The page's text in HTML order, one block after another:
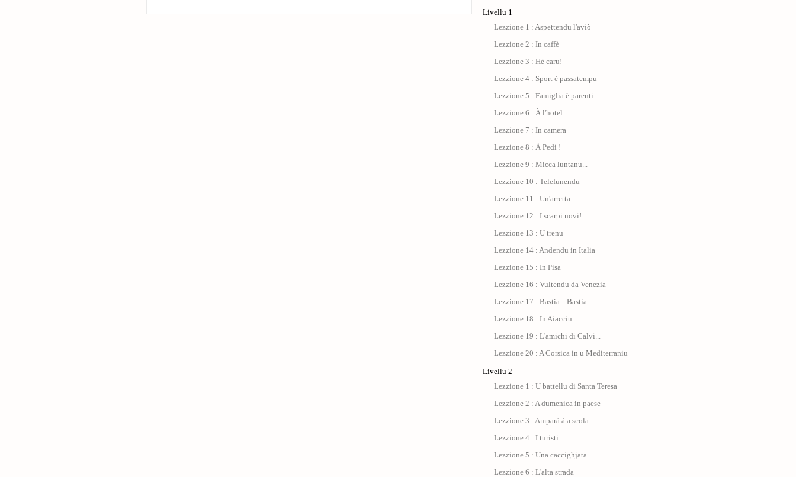
Livellu 1
Lezzione 1 : Aspettendu l'aviò
Lezzione 2 : In caffè
Lezzione 3 : Hè caru!
Lezzione 4 : Sport è passatempu
Lezzione 5 : Famiglia è parenti
Lezzione 6 : À l'hotel
Lezzione 7 : In camera
Lezzione 8 : À Pedi !
Lezzione 9 : Micca luntanu...
Lezzione 10 : Telefunendu
Lezzione 11 : Un'arretta...
Lezzione 12 : I scarpi novi!
Lezzione 13 : U trenu
Lezzione 14 : Andendu in Italia
Lezzione 15 : In Pisa
Lezzione 16 : Vultendu da Venezia
Lezzione 17 : Bastia... Bastia...
Lezzione 18 : In Aiacciu
Lezzione 19 : L'amichi di Calvi...
Lezzione 20 : A Corsica in u Mediterraniu
Livellu 2
Lezzione 1 : U battellu di Santa Teresa
Lezzione 2 : A dumenica in paese
Lezzione 3 : Amparà à a scola
Lezzione 4 : I turisti
Lezzione 5 : Una caccighjata
Lezzione 6 : L'alta strada